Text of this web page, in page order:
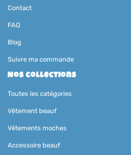
Contact
FAQ
Blog
Suivre ma commande
Nos collections
Toutes les catégories
Vêtement beauf
Vêtements moches
Accessoire beauf